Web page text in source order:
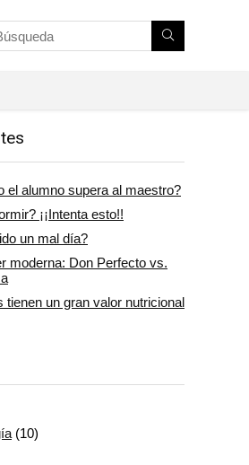
el alumno supera al maestro?
¡¡Intenta esto!!
un mal día?
moderna: Don Perfecto vs.
tienen un gran valor nutricional
(10)